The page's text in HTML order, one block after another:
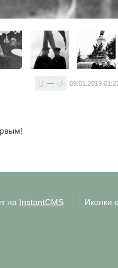
— 09.01.2019
на InstantCMS Иконки